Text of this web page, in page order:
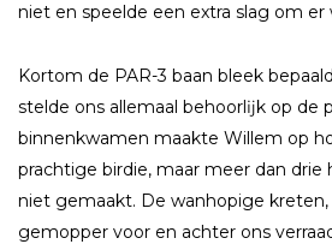
niet en speelde een extra slag om
Kortom de PAR-3 baan bleek
stelde ons allemaal behoorlĳk op de
binnenkwamen maakte Willem op
prachtige birdie, maar meer dan drie
niet gemaakt. De wanhopige
gemopper voor en achter ons